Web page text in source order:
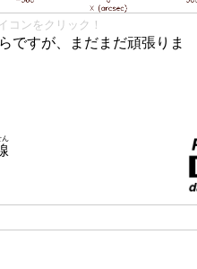
コンをクリック！
ですが、まだまだ頑張りま
ん